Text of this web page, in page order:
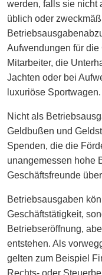
werden, falls sie nicht
üblich oder
Aufwendungen für
Mitarbeiter, die
Jachten oder bei
luxuriöse Sportwagen.
Nicht als
Geldbußen und
Spenden, die die
unangemessen hohe
Geschäftsfreunde
Betriebsausgaben
Geschäftstätigkeit,
Betriebseröffnung,
entstehen. Als
gelten zum Beispiel
Rechts- oder